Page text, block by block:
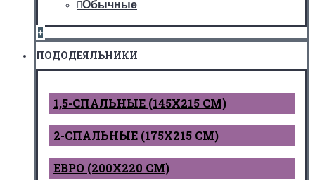
Обычные
+
ПОДОДЕЯЛЬНИКИ
1,5-СПАЛЬНЫЕ (145Х215 СМ)
2-СПАЛЬНЫЕ (175Х215 СМ)
ЕВРО (200Х220 СМ)